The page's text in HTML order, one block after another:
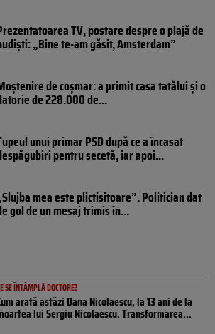
TV, postare despre o plajă de
„Bine te-am găsit, Amsterdam”
de coșmar: a primit casa tatălui și o
de 228.000 de...
unui primar PSD după ce a încasat
pentru secetă, iar apoi...
mea este plictisitoare”. Politician dat
gol de un mesaj trimis în...
SE ÎNTÂMPLĂ DOCTORE?
arată astăzi Dana Nicolaescu, la 13 ani de la
lui Sergiu Nicolaescu. Transformarea...